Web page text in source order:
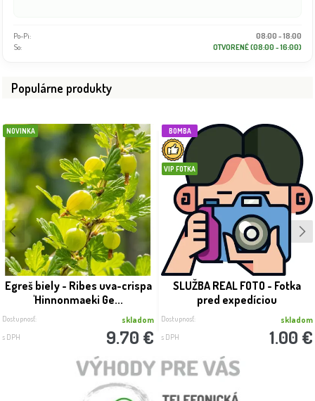
Po-Pi:
08:00 - 18:00
So:
OTVORENÉ (08:00 - 16:00)
Populárne produkty
NOVINKA
Egreš biely - Ribes uva-crispa
'Hinnonmaeki Ge...
Dostupnosť: skladom
s DPH 9.70 €
BOMBA
VIP FOTKA
SLUŽBA REAL FOTO - Fotka
pred expedíciou
Dostupnosť: skladom
s DPH 1.00 €